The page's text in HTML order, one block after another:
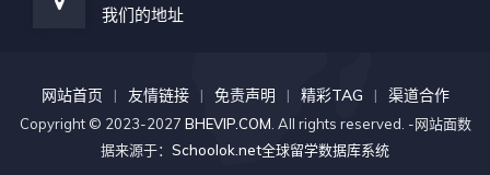
我们的地址
网站首页 友情链接 免责声明 精彩TAG 渠道合作
Copyright © 2023-2027 BHEVIP.COM . All rights reserved. -网站面数
据来源于： Schoolok.net全球留学数据库系统